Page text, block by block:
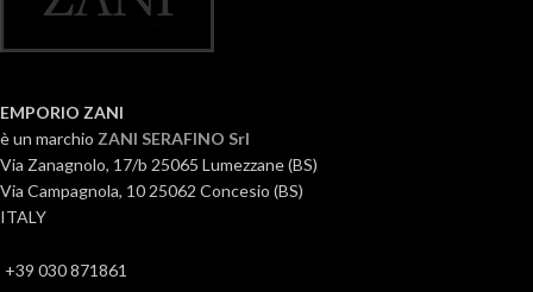
EMPORIO ZANI
è un marchio ZANI SERAFINO Srl
Via Zanagnolo, 17/b 25065 Lumezzane (BS)
Via Campagnola, 10 25062 Concesio (BS)
ITALY
+39 030 871861